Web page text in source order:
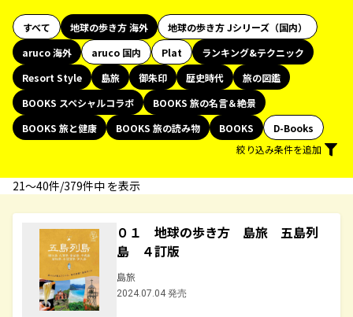
すべて 地球の歩き方 海外
地球の歩き方 Jシリーズ（国内）
aruco 海外
aruco 国内 Plat
ランキング&テクニック
Resort Style
島旅 御朱印 歴史時代
旅の図鑑
BOOKS スペシャルコラボ
BOOKS 旅の名言＆絶景
BOOKS 旅と健康
BOOKS 旅の読み物 BOOKS
D-Books
絞り込み条件を追加
21〜40件/379件中 を表示
０１ 地球の歩き方 島旅 五島列
島 ４訂版
島旅
2024.07.04 発売